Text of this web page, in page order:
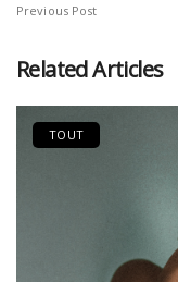
Previous Post
Related Articles
TOUT